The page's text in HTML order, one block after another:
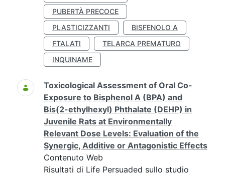
PUBERTÀ PRECOCE
PLASTICIZZANTI
BISFENOLO A
FTALATI
TELARCA PREMATURO
INQUINAME
Toxicological Assessment of Oral Co-
Exposure to Bisphenol A (BPA) and
Bis(2-ethylhexyl) Phthalate (DEHP) in
Juvenile Rats at Environmentally
Relevant Dose Levels: Evaluation of the
Synergic, Additive or Antagonistic Effects
Contenuto Web
Risultati di Life Persuaded sullo studio